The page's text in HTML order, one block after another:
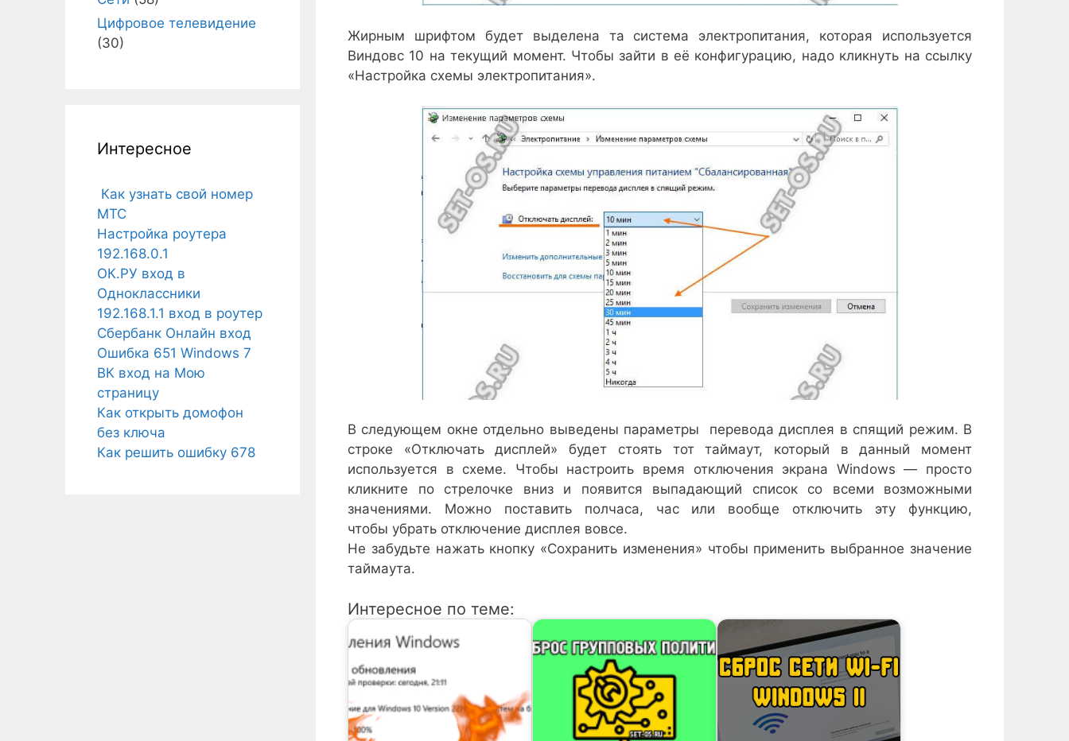
Жирным шрифтом будет выделена та система электропитания, которая используется
Виндовс 10 на текущий момент. Чтобы зайти в её конфигурацию, надо кликнуть на ссылку
«Настройка схемы электропитания».
В следующем окне отдельно выведены параметры перевода дисплея в спящий режим. В
строке «Отключать дисплей» будет стоять тот таймаут, который в данный момент
используется в схеме. Чтобы настроить время отключения экрана Windows — просто
кликните по стрелочке вниз и появится выпадающий список со всеми возможными
значениями. Можно поставить полчаса, час или вообще отключить эту функцию,
чтобы убрать отключение дисплея вовсе.
Не забудьте нажать кнопку «Сохранить изменения» чтобы применить выбранное значение
таймаута.
Интересное по теме:
Цифровое телевидение
(30)
Интересное
Как узнать свой номер
МТС
Настройка роутера
192.168.0.1
ОК.РУ вход в
Одноклассники
192.168.1.1 вход в роутер
Сбербанк Онлайн вход
Ошибка 651 Windows 7
ВК вход на Мою
страницу
Как открыть домофон
без ключа
Как решить ошибку 678